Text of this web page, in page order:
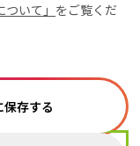
ついて」 をご覧くだ
存する